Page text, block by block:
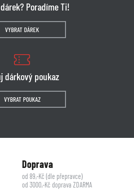
Poradíme Ti!
VYBRAT DÁREK
dárkový poukaz
VYBRAT POUKAZ
Doprava
od 89,-Kč (dle přepravce)
od 3000,-Kč doprava ZDARMA